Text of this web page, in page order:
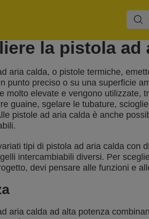
la pistola ad
aria calda, o pistole termiche,
punto preciso o su una superficie
molto elevate e vengono utilizzate,
guaine, sgelare le tubature,
pistole ad aria calda è anche
tipi di pistola ad aria calda con
intercambiabili diversi. Per
devi pensare alle funzioni e
aria calda ad alta potenza